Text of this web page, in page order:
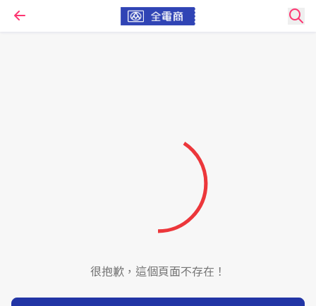
很抱歉，這個頁面不存在！